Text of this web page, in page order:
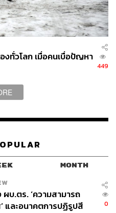
องทั่วโลก เมื่อคนเบื่อปัญหา
449
MONTH
บ.ตร. ‘ความสามารถ
และอนาคตการปฏิรูปสี
0